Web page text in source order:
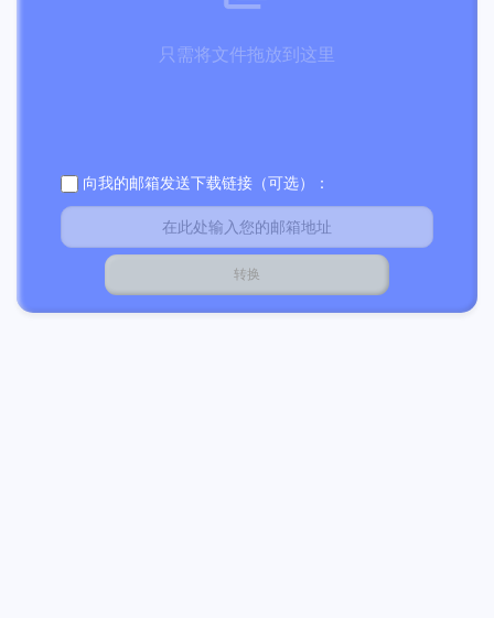
只需将文件拖放到这里
向我的邮箱发送下载链接（可选）：